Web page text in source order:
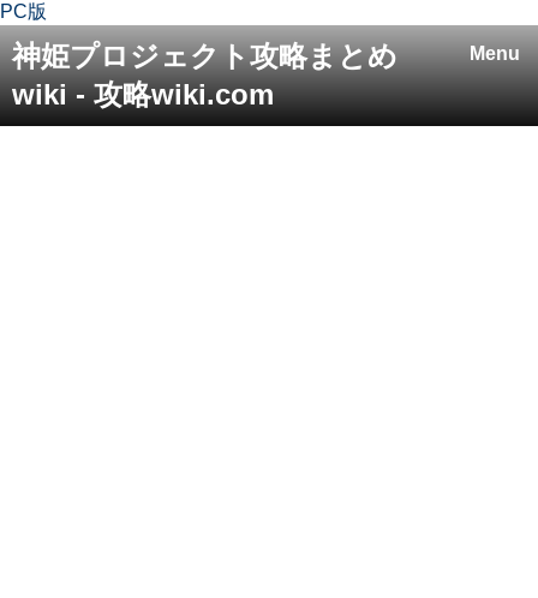
PC版
Menu
神姫プロジェクト攻略まとめ
wiki - 攻略wiki.com